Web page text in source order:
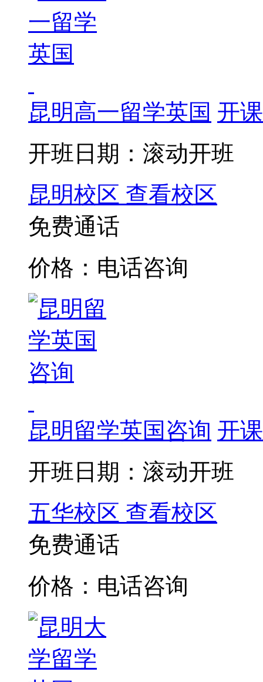
昆明高一留学英国 开
开班日期：滚动开班
昆明校区 查看校区
免费通话
价格：电话咨询
昆明留学英国咨询 开
开班日期：滚动开班
五华校区 查看校区
免费通话
价格：电话咨询